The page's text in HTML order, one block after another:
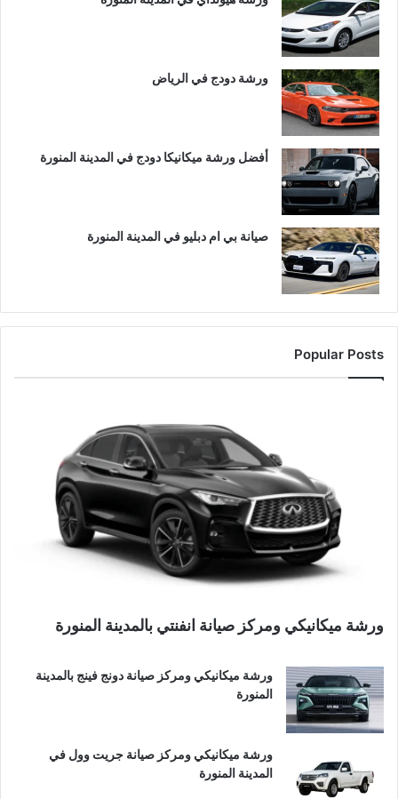
ورشة دودج في الرياض
أفضل ورشة ميكانيكا دودج في المدينة المنورة
صيانة بي ام دبليو في المدينة المنورة
Popular Posts
ورشة ميكانيكي ومركز صيانة انفنتي بالمدينة المنورة
ورشة ميكانيكي ومركز صيانة دونج فينج بالمدينة
المنورة
ورشة ميكانيكي ومركز صيانة جريت وول في
المدينة المنورة